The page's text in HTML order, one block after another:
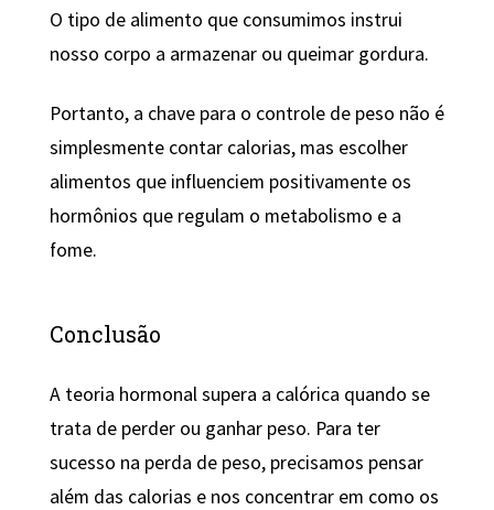
O tipo de alimento que consumimos instrui
nosso corpo a armazenar ou queimar gordura.
Portanto, a chave para o controle de peso não é
simplesmente contar calorias, mas escolher
alimentos que influenciem positivamente os
hormônios que regulam o metabolismo e a
fome.
Conclusão
A teoria hormonal supera a calórica quando se
trata de perder ou ganhar peso. Para ter
sucesso na perda de peso, precisamos pensar
além das calorias e nos concentrar em como os